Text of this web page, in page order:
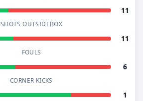
11
SHOTS OUTSIDEBOX
11
FOULS
6
CORNER KICKS
1